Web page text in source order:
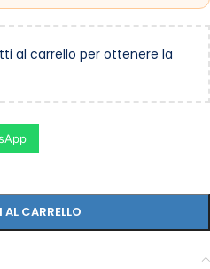
al carrello per ottenere la
CARRELLO